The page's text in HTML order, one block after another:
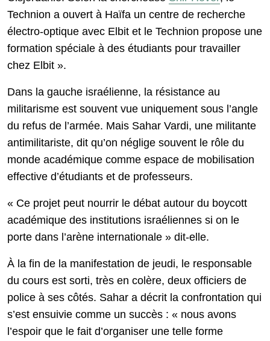
Technion a ouvert à Haïfa un centre de recherche
électro-optique avec Elbit et le Technion propose une
formation spéciale à des étudiants pour travailler
chez Elbit ».
Dans la gauche israélienne, la résistance au
militarisme est souvent vue uniquement sous l’angle
du refus de l’armée. Mais Sahar Vardi, une militante
antimilitariste, dit qu’on néglige souvent le rôle du
monde académique comme espace de mobilisation
effective d’étudiants et de professeurs.
« Ce projet peut nourrir le débat autour du boycott
académique des institutions israéliennes si on le
porte dans l’arène internationale » dit-elle.
À la fin de la manifestation de jeudi, le responsable
du cours est sorti, très en colère, deux officiers de
police à ses côtés. Sahar a décrit la confrontation qui
s’est ensuivie comme un succès : « nous avons
l’espoir que le fait d’organiser une telle forme